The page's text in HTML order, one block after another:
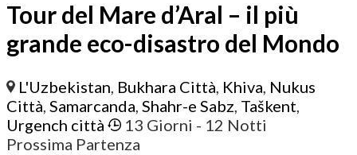
Tour del Mare d’Aral – il più
grande eco-disastro del Mondo
L'Uzbekistan, Bukhara Città, Khiva, Nukus
Città, Samarcanda, Shahr-e Sabz, Taškent,
Urgench città
13 Giorni - 12 Notti
Prossima Partenza